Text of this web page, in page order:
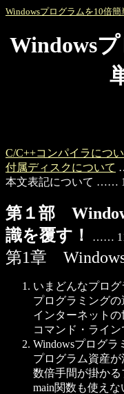
Windowsプログラムを10倍簡
Windows
C/C++コンパイラにつ
付属ディスクについて
本文表記について ……
第１部
識を覆す！
……
第1章
いまどんなプロ
プログラミングの
インターネットの
コマンド・ライン
Windowsプログ
プログラム資産が
数倍手間が掛か
main関数も使えな